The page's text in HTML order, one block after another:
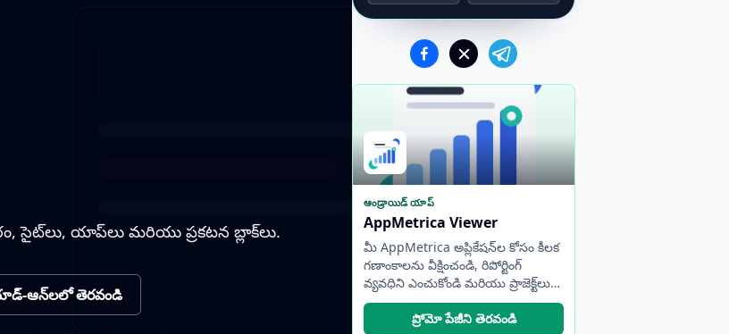
సైట్‌లు, యాప్‌లు మరియు ప్రకటన బ్లాక్‌లు.
ఆన్‌లలో తెరవండి
ఆండ్రాయిడ్ యాప్
AppMetrica Viewer
మీ AppMetrica అప్లికేషన్‌ల కోసం కీలక
గణాంకాలను వీక్షించండి, రిపోర్టింగ్
వ్యవధిని ఎంచుకోండి మరియు ప్రాజెక్ట్‌లు
మరియు ఖాతాల మధ్య త్వరగా మారండి.
ప్రోమో పేజీని తెరవండి